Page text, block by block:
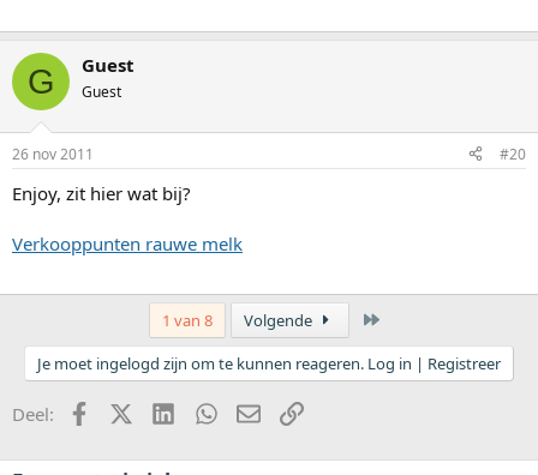
G Guest
Guest
26 nov 2011 #20
Enjoy, zit hier wat bij?
Verkooppunten rauwe melk
1 van 8 Volgende
Je moet ingelogd zijn om te kunnen reageren. Log in | Registreer
Deel: FacebookX (Twitter)LinkedInWhatsApp
E-mailkoppeling